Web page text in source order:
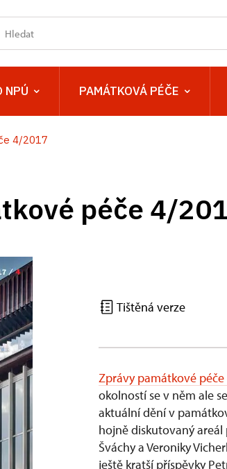
NPÚ PAMÁTKOVÁ PÉČE
4/2017
péče 4/
Tištěná verze
Zprávy památkové péče
okolností se v něm ale
aktuální dění v
hojně diskutovaný areál
Šváchy a Veroniky
ještě kratší příspěvky